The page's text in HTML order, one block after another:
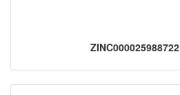
ZINC000025988722